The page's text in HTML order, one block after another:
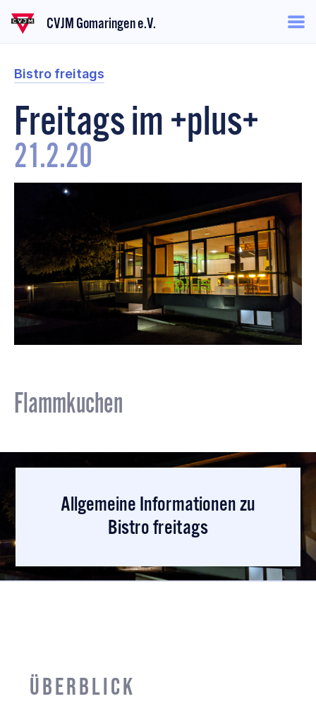
CVJM Gomaringen e.V.
Bistro freitags
Freitags im +plus+
21.2.20
Flammkuchen
Allgemeine Informationen zu
Bistro freitags
Überblick